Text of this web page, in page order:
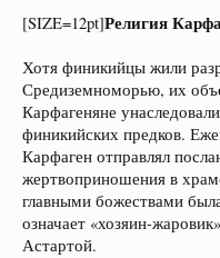
[SIZE=12pt]Религия
Хотя финикийцы жили
Средиземноморью, их
Карфагеняне
финикийских предков.
Карфаген отправлял
жертвоприношения в
главными божествами
означает «хозяин-
Астартой.